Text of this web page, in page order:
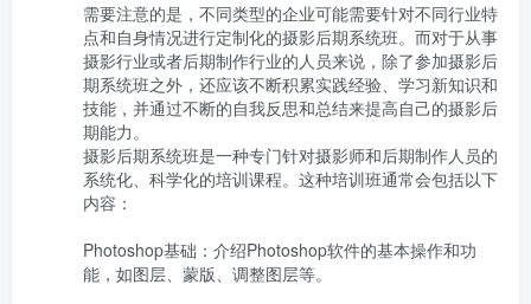
需要注意的是，不同类型的企业可能需要针对不同行业特
点和自身情况进行定制化的摄影后期系统班。而对于从事
摄影行业或者后期制作行业的人员来说，除了参加摄影后
期系统班之外，还应该不断积累实践经验、学习新知识和
技能，并通过不断的自我反思和总结来提高自己的摄影后
期能力。
摄影后期系统班是一种专门针对摄影师和后期制作人员的
系统化、科学化的培训课程。这种培训班通常会包括以下
内容：
Photoshop基础：介绍Photoshop软件的基本操作和功
能，如图层、蒙版、调整图层等。